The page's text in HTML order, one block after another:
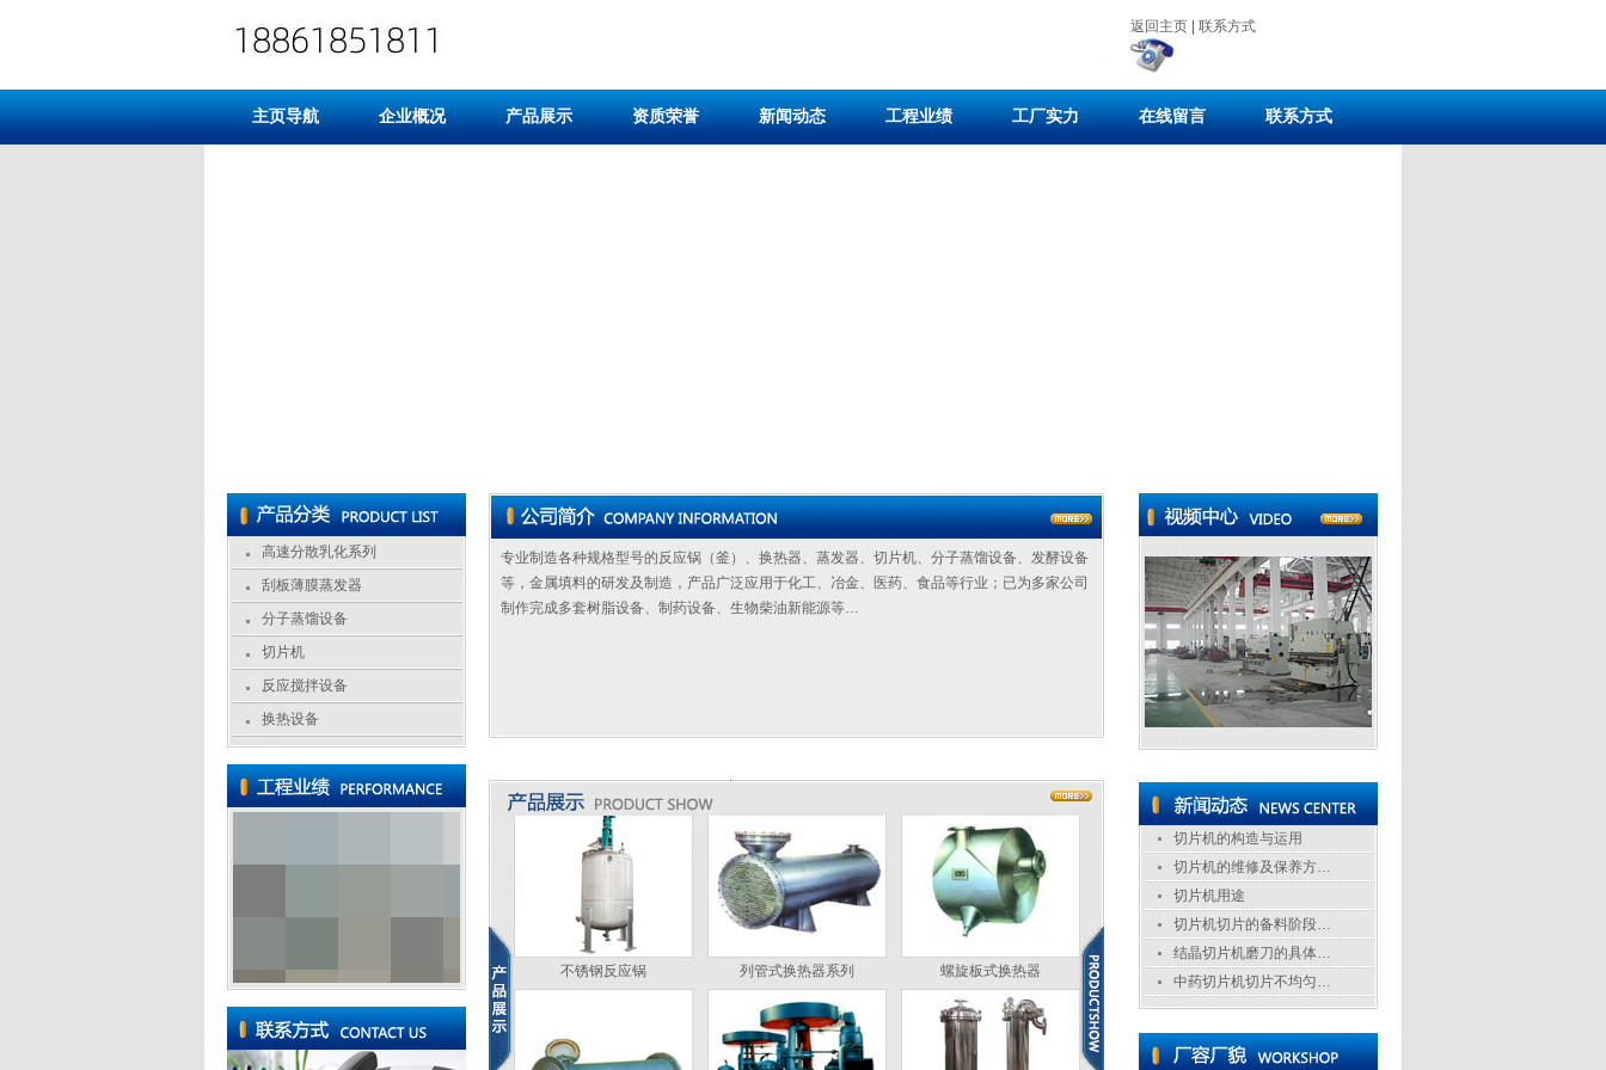
返回主页 联系方式
主页导航 企业概况 产品展示 资质荣誉 新闻动态 工程业绩 工厂实力 在线留言 联系方式
高速分散乳化系列
刮板薄膜蒸发器
分子蒸馏设备
切片机
反应搅拌设备
换热设备
专业制造各种规格型号的反应锅（釜）、换热器、蒸发器、切片机、分子蒸馏设备、发酵设备
等，金属填料的研发及制造，产品广泛应用于化工、冶金、医药、食品等行业；已为多家公司
制作完成多套树脂设备、制药设备、生物柴油新能源等…
切片机 切片机 切片机
不锈钢反应锅 列管式换热器系列 螺旋板式换热器
切片机的构造与运用
切片机的维修及保养方…
切片机用途
切片机切片的备料阶段…
结晶切片机磨刀的具体…
中药切片机切片不均匀…